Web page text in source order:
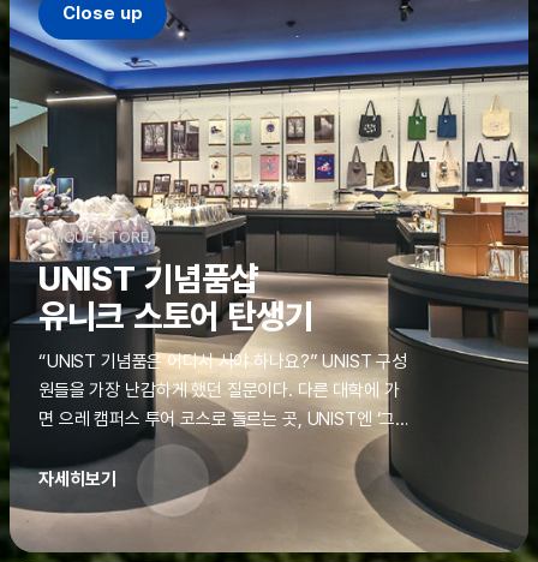
Close up
UNIQUE STORE
UNIST 기념품샵
유니크 스토어 탄생기
“UNIST 기념품은 어디서 사야 하나요?” UNIST 구성
원들을 가장 난감하게 했던 질문이다. 다른 대학에 가
면 으레 캠퍼스 투어 코스로 들르는 곳, UNIST엔 ‘그
것’이 없었다. 학교 탐방을 왔던 고등학생도, 자녀를 방
문하러 온 학부모도 빈손으로 돌려보내야 했던 아쉬움
을 달래줄 공간이 ‘유니크 스토어(UNIQUE
STORE)’라는 이름으로 지난해 11월 문을 열었다.
자세히보기